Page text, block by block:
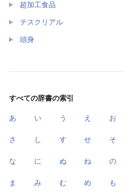
超加工食品
テスクリアル
頭身
すべての辞書の索引
あ い う え お
さ し す せ そ
な に ぬ ね の
ま み む め も